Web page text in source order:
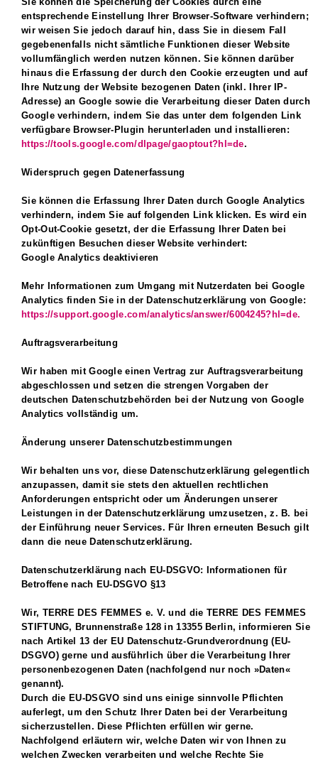
entsprechende Einstellung Ihrer Browser-Software verhindern;
wir weisen Sie jedoch darauf hin, dass Sie in diesem Fall
gegebenenfalls nicht sämtliche Funktionen dieser Website
vollumfänglich werden nutzen können. Sie können darüber
hinaus die Erfassung der durch den Cookie erzeugten und auf
Ihre Nutzung der Website bezogenen Daten (inkl. Ihrer IP-
Adresse) an Google sowie die Verarbeitung dieser Daten durch
Google verhindern, indem Sie das unter dem folgenden Link
verfügbare Browser-Plugin herunterladen und installieren:
https://tools.google.com/dlpage/gaoptout?hl=de.
Widerspruch gegen Datenerfassung
Sie können die Erfassung Ihrer Daten durch Google Analytics
verhindern, indem Sie auf folgenden Link klicken. Es wird ein
Opt-Out-Cookie gesetzt, der die Erfassung Ihrer Daten bei
zukünftigen Besuchen dieser Website verhindert:
Google Analytics deaktivieren
Mehr Informationen zum Umgang mit Nutzerdaten bei Google
Analytics finden Sie in der Datenschutzerklärung von Google:
https://support.google.com/analytics/answer/6004245?hl=de.
Auftragsverarbeitung
Wir haben mit Google einen Vertrag zur Auftragsverarbeitung
abgeschlossen und setzen die strengen Vorgaben der
deutschen Datenschutzbehörden bei der Nutzung von Google
Analytics vollständig um.
Änderung unserer Datenschutzbestimmungen
Wir behalten uns vor, diese Datenschutzerklärung gelegentlich
anzupassen, damit sie stets den aktuellen rechtlichen
Anforderungen entspricht oder um Änderungen unserer
Leistungen in der Datenschutzerklärung umzusetzen, z. B. bei
der Einführung neuer Services. Für Ihren erneuten Besuch gilt
dann die neue Datenschutzerklärung.
Datenschutzerklärung nach EU-DSGVO: Informationen für
Betroffene nach EU-DSGVO §13
Wir, TERRE DES FEMMES e. V. und die TERRE DES FEMMES
STIFTUNG, Brunnenstraße 128 in 13355 Berlin, informieren Sie
nach Artikel 13 der EU Datenschutz-Grundverordnung (EU-
DSGVO) gerne und ausführlich über die Verarbeitung Ihrer
personenbezogenen Daten (nachfolgend nur noch »Daten«
genannt).
Durch die EU-DSGVO sind uns einige sinnvolle Pflichten
auferlegt, um den Schutz Ihrer Daten bei der Verarbeitung
sicherzustellen. Diese Pflichten erfüllen wir gerne.
Nachfolgend erläutern wir, welche Daten wir von Ihnen zu
welchen Zwecken verarbeiten und welche Rechte Sie